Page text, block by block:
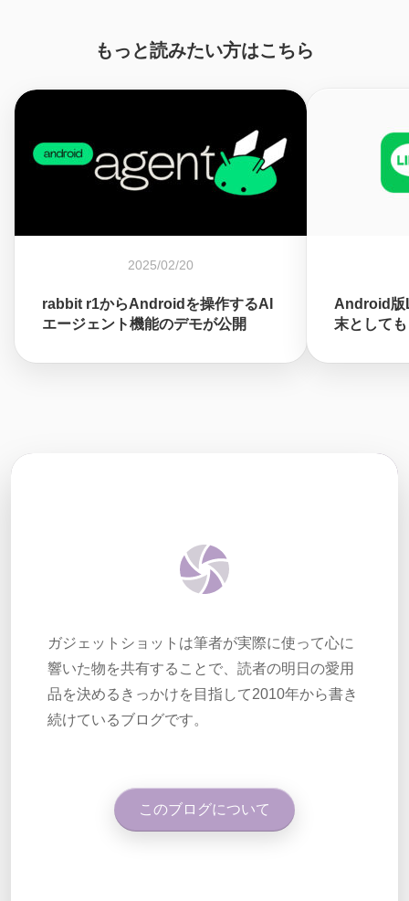
もっと読みたい方はこちら
2025/02/20
rabbit r1からAndroidを操作するAI
エージェント機能のデモが公開
Android版
末として
ガジェットショットは筆者が実際に使って心に
響いた物を共有することで、読者の明日の愛用
品を決めるきっかけを目指して2010年から書き
続けているブログです。
このブログについて